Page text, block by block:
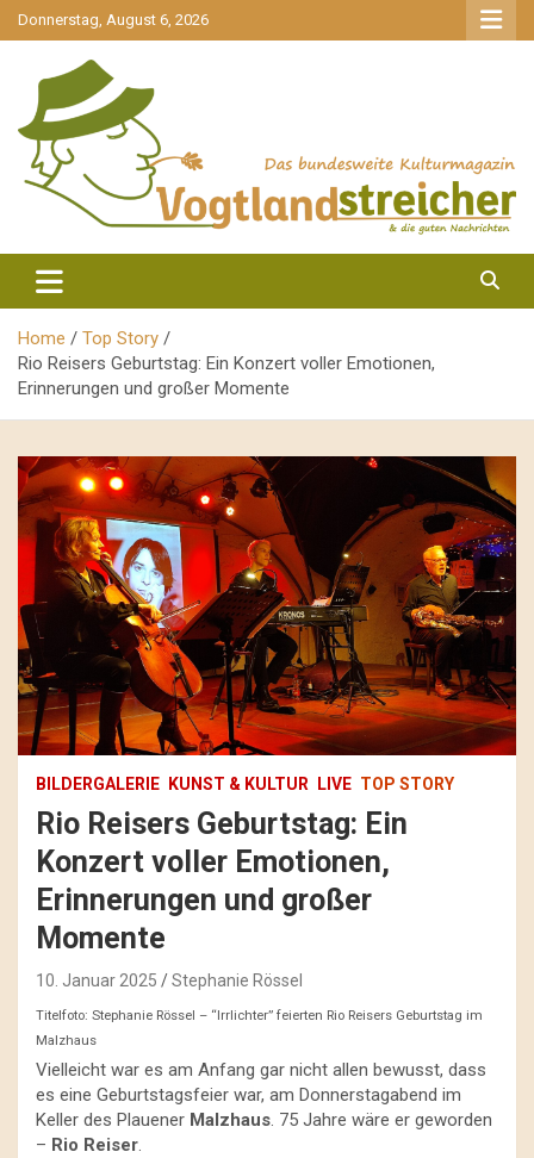
gehe
zum
Donnerstag, August 6, 2026
Vogtlandstreicher
Home
Top Story
Rio Reisers Geburtstag: Ein Konzert voller Emotionen,
Erinnerungen und großer Momente
BILDERGALERIE KUNST & KULTUR LIVE TOP STORY
Rio Reisers Geburtstag: Ein
Konzert voller Emotionen,
Erinnerungen und großer
Momente
10. Januar 2025 Stephanie Rössel
Titelfoto: Stephanie Rössel – “Irrlichter” feierten Rio Reisers Geburtstag im
Malzhaus
Vielleicht war es am Anfang gar nicht allen bewusst, dass
es eine Geburtstagsfeier war, am Donnerstagabend im
Keller des Plauener Malzhaus. 75 Jahre wäre er geworden
– Rio Reiser.